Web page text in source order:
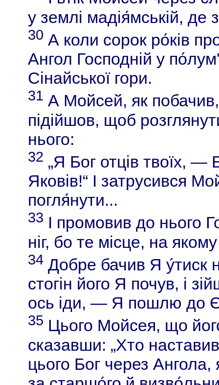
у землі мадія́мській, де
30 А коли сорок ро́ків
Ангол Господній у
Сінайської гори.
31 А Мойсей, як
підійшов, щоб
нього:
32 „Я Бог отців твоїх, —
Яковів!“ І затрусився
погля́нути...
33 І промовив до нього
ніг, бо те місце, на
34 Добре бачив Я у́тиск
стогін його Я почув, і
ось іди, — Я пошлю до
35 Цього Мойсея, що
сказавши: „Хто
цього Бог через